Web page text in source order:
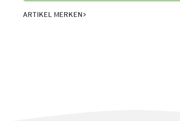
ARTIKEL MERKEN